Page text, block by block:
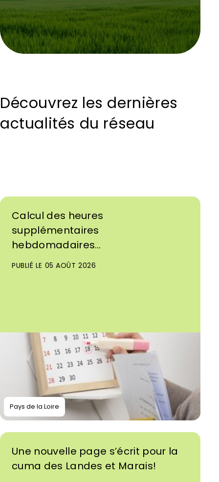
Découvrez les dernières
actualités du réseau
Calcul des heures
supplémentaires
hebdomadaires…
PUBLIÉ LE 05 AOÛT 2026
Pays de la Loire
Une nouvelle page s’écrit pour la
cuma des Landes et Marais!